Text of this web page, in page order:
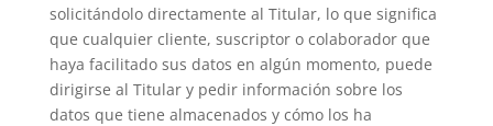
solicitándolo directamente al Titular, lo que significa
que cualquier cliente, suscriptor o colaborador que
haya facilitado sus datos en algún momento, puede
dirigirse al Titular y pedir información sobre los
datos que tiene almacenados y cómo los ha